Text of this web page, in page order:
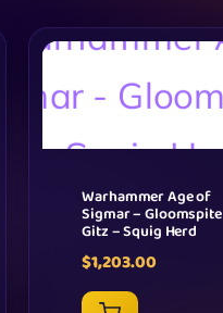
Warhammer Age of
Sigmar – Gloomspite
Gitz – Squig Herd
$1,203.00